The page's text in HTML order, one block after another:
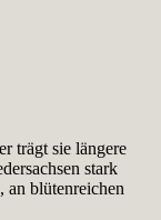
trägt sie längere
stark
an blütenreichen